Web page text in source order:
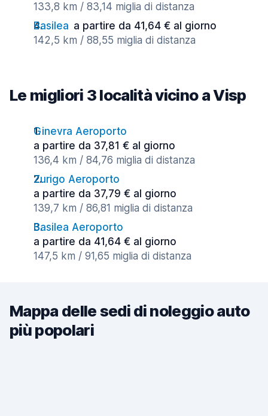
133,8 km / 83,14 miglia di distanza
Basilea a partire da 41,64 € al giorno
142,5 km / 88,55 miglia di distanza
Le migliori 3 località vicino a Visp
Ginevra Aeroporto
a partire da 37,81 € al giorno
136,4 km / 84,76 miglia di distanza
Zurigo Aeroporto
a partire da 37,79 € al giorno
139,7 km / 86,81 miglia di distanza
Basilea Aeroporto
a partire da 41,64 € al giorno
147,5 km / 91,65 miglia di distanza
Mappa delle sedi di noleggio auto
più popolari